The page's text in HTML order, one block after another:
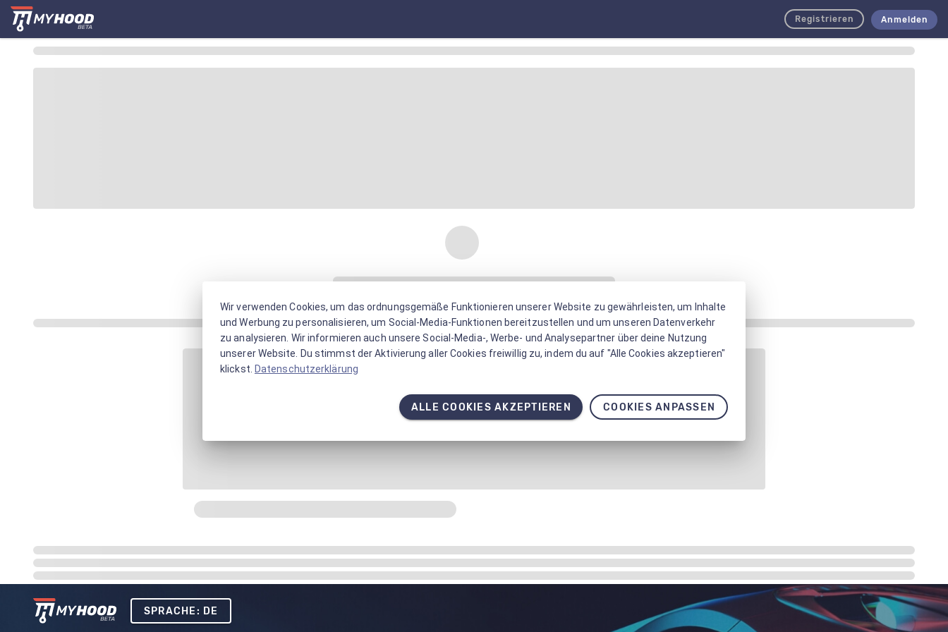
Registrieren Anmelden
SPRACHE: DE
Wir verwenden Cookies, um das ordnungsgemäße Funktionieren unserer Website zu gewährleisten, um Inhalte
und Werbung zu personalisieren, um Social-Media-Funktionen bereitzustellen und um unseren Datenverkehr
zu analysieren. Wir informieren auch unsere Social-Media-, Werbe- und Analysepartner über deine Nutzung
unserer Website. Du stimmst der Aktivierung aller Cookies freiwillig zu, indem du auf "Alle Cookies akzeptieren"
klickst. Datenschutzerklärung
ALLE COOKIES AKZEPTIEREN COOKIES ANPASSEN